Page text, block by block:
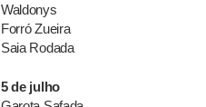
Waldonys
Forró Zueira
Saia Rodada
5 de julho